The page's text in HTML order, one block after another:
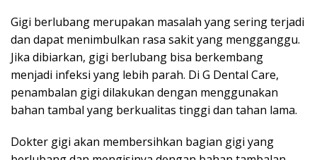
Gigi berlubang merupakan masalah yang sering terjadi
dan dapat menimbulkan rasa sakit yang mengganggu.
Jika dibiarkan, gigi berlubang bisa berkembang
menjadi infeksi yang lebih parah. Di G Dental Care,
penambalan gigi dilakukan dengan menggunakan
bahan tambal yang berkualitas tinggi dan tahan lama.
Dokter gigi akan membersihkan bagian gigi yang